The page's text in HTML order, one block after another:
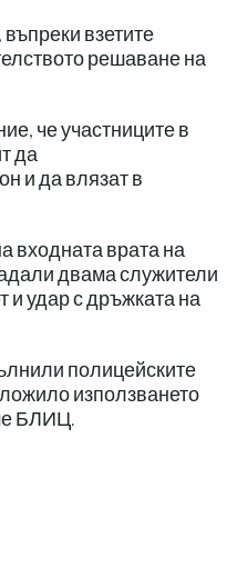
взетите
решаване на
че участниците в
да
и да влязат в
входната врата на
двама служители
и удар с дръжката на
полицейските
използването
БЛИЦ.